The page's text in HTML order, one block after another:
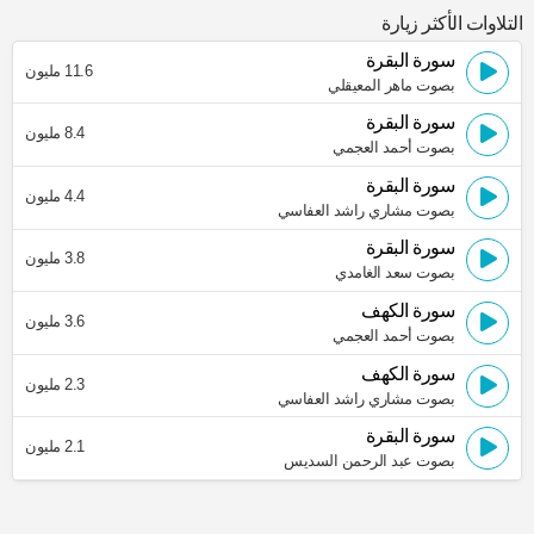
التلاوات الأكثر زيارة
سورة البقرة
بصوت ماهر المعيقلي
11.6 مليون
سورة البقرة
بصوت أحمد العجمي
8.4 مليون
سورة البقرة
بصوت مشاري راشد العفاسي
4.4 مليون
سورة البقرة
بصوت سعد الغامدي
3.8 مليون
سورة الكهف
بصوت أحمد العجمي
3.6 مليون
سورة الكهف
بصوت مشاري راشد العفاسي
2.3 مليون
سورة البقرة
بصوت عبد الرحمن السديس
2.1 مليون